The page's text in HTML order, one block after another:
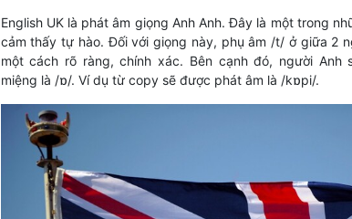
English UK là phát âm giọng Anh Anh. Đây là một trong
cảm thấy tự hào. Đối với giọng này, phụ âm /t/ ở giữa 2
một cách rõ ràng, chính xác. Bên cạnh đó, người Anh
miệng là /ɒ/. Ví dụ từ copy sẽ được phát âm là /kɒpi/.